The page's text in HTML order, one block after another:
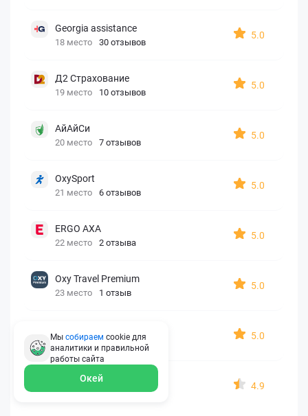
Georgia assistance
18 место 30 отзывов
5.0
Д2 Страхование
19 место 10 отзывов
5.0
АйАйСи
20 место 7 отзывов
5.0
OxySport
21 место 6 отзывов
5.0
ERGO AXA
22 место 2 отзыва
5.0
Oxy Travel Premium
23 место 1 отзыв
5.0
24 место 1 отзыв
5.0
МАКС
25 место 15 отзывов
4.9
Мы собираем cookie для
аналитики и правильной
работы сайта
Окей